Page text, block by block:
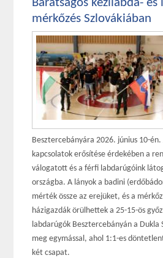
Barátságos kézilabda-
mérkőzés Szlovákiában
Besztercebányára 2026. június 10-
kapcsolatok erősítése érdekében a
válogatott és a férfi labdarúgóink
országba. A lányok a badini
mérték össze az erejüket, és a
házigazdák örülhettek a 25-15-ös
labdarúgók Besztercebányán a
meg egymással, ahol 1:1-es
két csapat.